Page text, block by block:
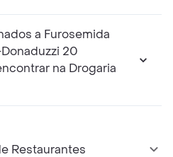
a Furosemida
20
na Drogaria
Restaurantes